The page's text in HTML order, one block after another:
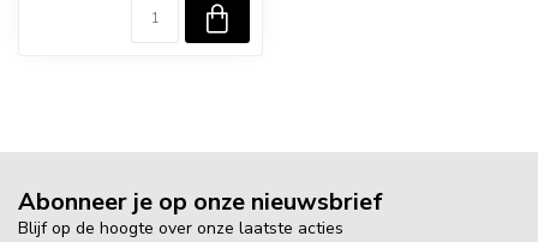
Abonneer je op onze nieuwsbrief
Blijf op de hoogte over onze laatste acties